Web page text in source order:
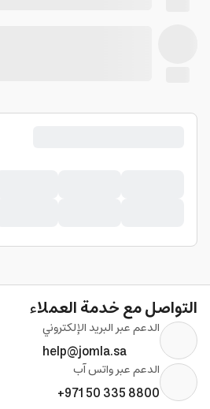
التواصل مع خدمة العملاء
الدعم عبر البريد الإلكتروني
help@jomla.sa
الدعم عبر واتس آب
+971 50 335 8800